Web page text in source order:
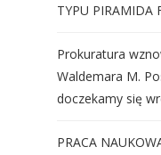
TYPU PIRAMIDA
Prokuratura
Waldemara M.
doczekamy się
PRACA